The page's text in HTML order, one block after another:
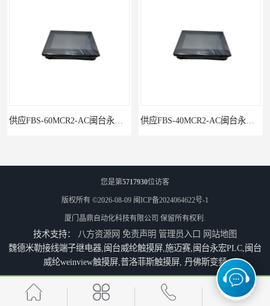
P5043S闽台永宏FATEK触摸屏华南区总代理 永宏7寸触摸屏HF070L-00
您是第5717930位访客
版权所有 ©2026-08-09 闽ICP备2024064622号-1
厦门晶鼎自动化科技有限公司 保留所有权利.
技术支持： 八方资源网 免责声明 管理员入口 网站地图
魏德米勒接线端子继电器,闽台威纶触摸屏,施迈赛,闽台永宏PLC,闽台
威纶weinview触摸屏,普洛菲斯触摸屏, 丹佛斯变频